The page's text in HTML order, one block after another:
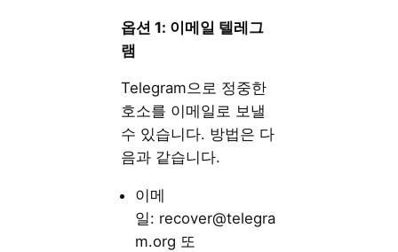
옵션 1: 이메일 텔레그
램
Telegram으로 정중한
호소를 이메일로 보낼
수 있습니다. 방법은 다
음과 같습니다.
이메
일: recover@telegra
m.org 또